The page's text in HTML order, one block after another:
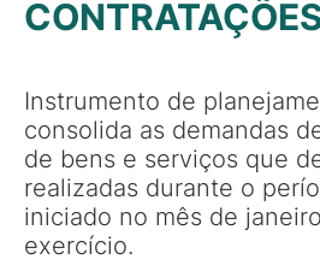
Instrumento de
consolida as demandas
de bens e serviços que
realizadas durante o
iniciado no mês de
exercício.